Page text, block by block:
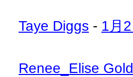
Taye Diggs - 1月
Renee_Elise